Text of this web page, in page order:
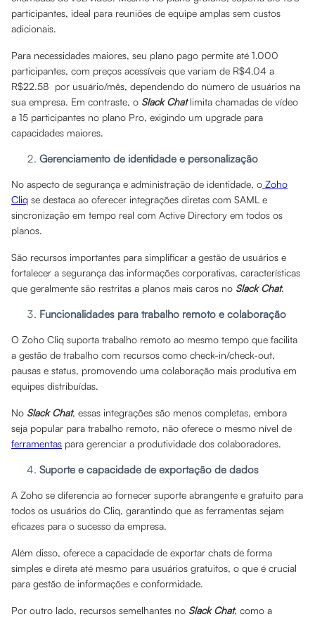
participantes, ideal para reuniões de equipe amplas sem custos
adicionais.
Para necessidades maiores, seu plano pago permite até 1.000
participantes, com preços acessíveis que variam de R$4.04 a
R$22.58 por usuário/mês, dependendo do número de usuários na
sua empresa. Em contraste, o Slack Chatlimita chamadas de vídeo
a 15 participantes no plano Pro, exigindo um upgrade para
capacidades maiores.
Gerenciamento de identidade e personalização
No aspecto de segurança e administração de identidade, o Zoho
Cliq se destaca ao oferecer integrações diretas com SAML e
sincronização em tempo real com Active Directory em todos os
planos.
São recursos importantes para simplificar a gestão de usuários e
fortalecer a segurança das informações corporativas, características
que geralmente são restritas a planos mais caros no Slack Chat.
Funcionalidades para trabalho remoto e colaboração
O Zoho Cliq suporta trabalho remoto ao mesmo tempo que facilita
a gestão de trabalho com recursos como check-in/check-out,
pausas e status, promovendo uma colaboração mais produtiva em
equipes distribuídas.
No Slack Chat, essas integrações são menos completas, embora
seja popular para trabalho remoto, não oferece o mesmo nível de
ferramentas para gerenciar a produtividade dos colaboradores.
Suporte e capacidade de exportação de dados
A Zoho se diferencia ao fornecer suporte abrangente e gratuito para
todos os usuários do Cliq, garantindo que as ferramentas sejam
eficazes para o sucesso da empresa.
Além disso, oferece a capacidade de exportar chats de forma
simples e direta até mesmo para usuários gratuitos, o que é crucial
para gestão de informações e conformidade.
Por outro lado, recursos semelhantes no Slack Chat, como a